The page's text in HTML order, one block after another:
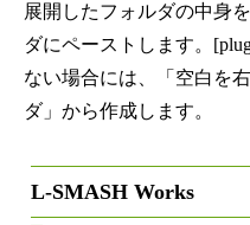
展開したフォルダの中身
ダにペーストします。
ない場合には、「空白を
ダ」から作成します。
L-SMASH Works